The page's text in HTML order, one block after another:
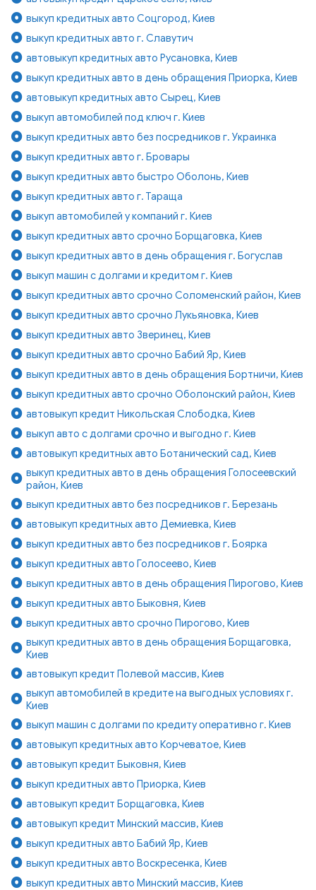
выкуп кредитных авто Соцгород, Киев
выкуп кредитных авто г. Славутич
автовыкуп кредитных авто Русановка, Киев
выкуп кредитных авто в день обращения Приорка, Киев
автовыкуп кредитных авто Сырец, Киев
выкуп автомобилей под ключ г. Киев
выкуп кредитных авто без посредников г. Украинка
выкуп кредитных авто г. Бровары
выкуп кредитных авто быстро Оболонь, Киев
выкуп кредитных авто г. Тараща
выкуп автомобилей у компаний г. Киев
выкуп кредитных авто срочно Борщаговка, Киев
выкуп кредитных авто в день обращения г. Богуслав
выкуп машин с долгами и кредитом г. Киев
выкуп кредитных авто срочно Соломенский район, Киев
выкуп кредитных авто срочно Лукьяновка, Киев
выкуп кредитных авто Зверинец, Киев
выкуп кредитных авто срочно Бабий Яр, Киев
выкуп кредитных авто в день обращения Бортничи, Киев
выкуп кредитных авто срочно Оболонский район, Киев
автовыкуп кредит Никольская Слободка, Киев
выкуп авто с долгами срочно и выгодно г. Киев
автовыкуп кредитных авто Ботанический сад, Киев
выкуп кредитных авто в день обращения Голосеевский
район, Киев
выкуп кредитных авто без посредников г. Березань
автовыкуп кредитных авто Демиевка, Киев
выкуп кредитных авто без посредников г. Боярка
выкуп кредитных авто Голосеево, Киев
выкуп кредитных авто в день обращения Пирогово, Киев
выкуп кредитных авто Быковня, Киев
выкуп кредитных авто срочно Пирогово, Киев
выкуп кредитных авто в день обращения Борщаговка,
Киев
автовыкуп кредит Полевой массив, Киев
выкуп автомобилей в кредите на выгодных условиях г.
Киев
выкуп машин с долгами по кредиту оперативно г. Киев
автовыкуп кредитных авто Корчеватое, Киев
автовыкуп кредит Быковня, Киев
выкуп кредитных авто Приорка, Киев
автовыкуп кредит Борщаговка, Киев
автовыкуп кредит Минский массив, Киев
выкуп кредитных авто Бабий Яр, Киев
выкуп кредитных авто Воскресенка, Киев
выкуп кредитных авто Минский массив, Киев